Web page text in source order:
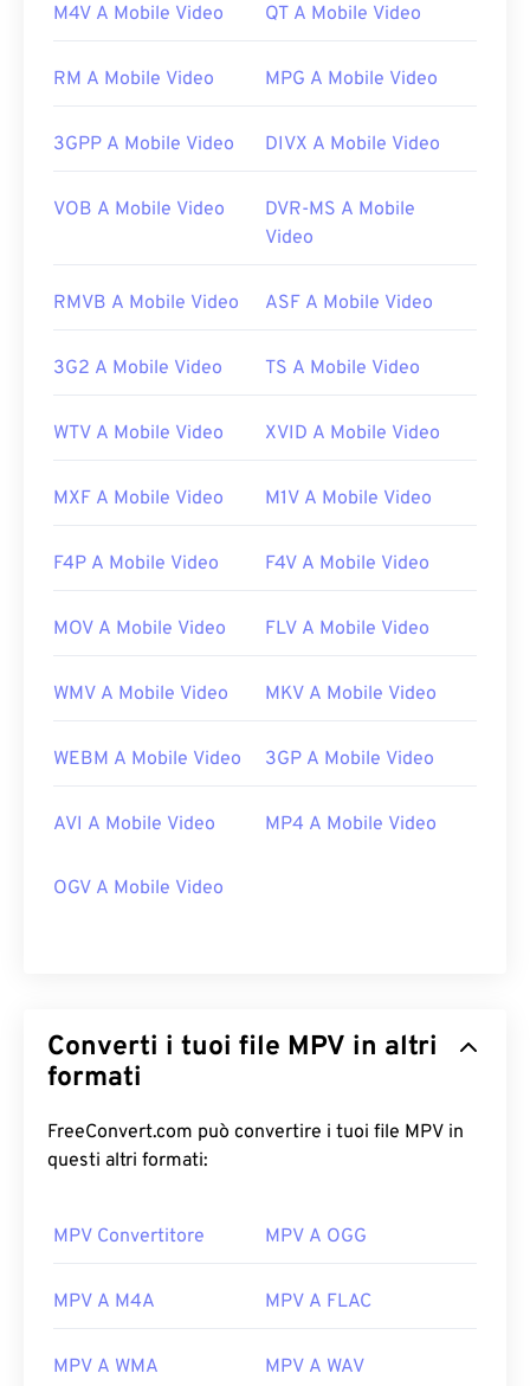
PlayerXtreme Media Player.
Community
Versione iniziale:2013
M4V A Mobile Video QT A Mobile Video
RM A Mobile Video MPG A Mobile Video
3GPP A Mobile Video DIVX A Mobile Video
VOB A Mobile Video
DVR-MS A Mobile
Video
RMVB A Mobile Video ASF A Mobile Video
3G2 A Mobile Video TS A Mobile Video
WTV A Mobile Video XVID A Mobile Video
MXF A Mobile Video M1V A Mobile Video
F4P A Mobile Video F4V A Mobile Video
MOV A Mobile Video FLV A Mobile Video
WMV A Mobile Video MKV A Mobile Video
WEBM A Mobile Video 3GP A Mobile Video
AVI A Mobile Video MP4 A Mobile Video
OGV A Mobile Video
Converti i tuoi file MPV in altri
formati
FreeConvert.com può convertire i tuoi file MPV in
questi altri formati:
MPV Convertitore MPV A OGG
MPV A M4A MPV A FLAC
MPV A WMA MPV A WAV